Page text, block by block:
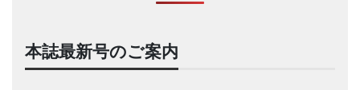
本誌最新号のご案内